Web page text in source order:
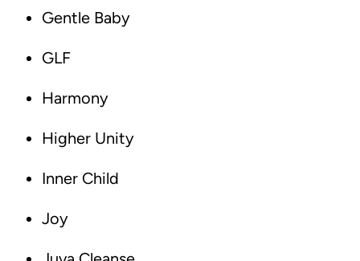
Gentle Baby
GLF
Harmony
Higher Unity
Inner Child
Joy